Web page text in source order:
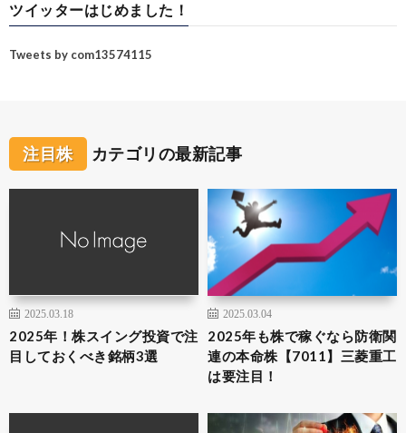
ツイッターはじめました！
Tweets by com13574115
注目株 カテゴリの最新記事
2025.03.18
2025年！株スイング投資で注
目しておくべき銘柄3選
2025.03.04
2025年も株で稼ぐなら防衛関
連の本命株【7011】三菱重工
は要注目！